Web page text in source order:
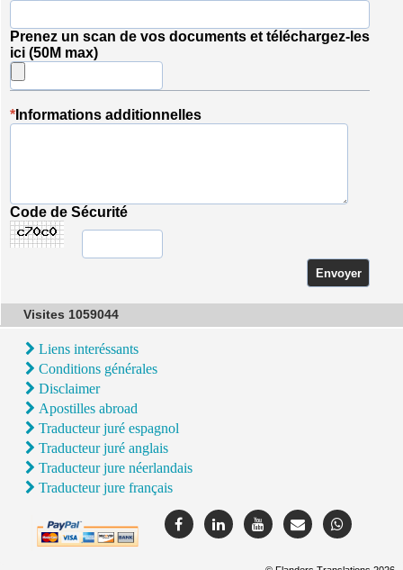
Prenez un scan de vos documents et téléchargez-les
ici (50M max)
* Informations additionnelles
Code de Sécurité
Visites 1059044
Liens interéssants
Conditions générales
Disclaimer
Apostilles abroad
Traducteur juré espagnol
Traducteur juré anglais
Traducteur jure néerlandais
Traducteur jure français